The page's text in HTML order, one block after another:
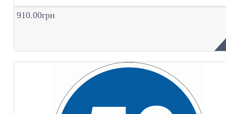
910.00грн